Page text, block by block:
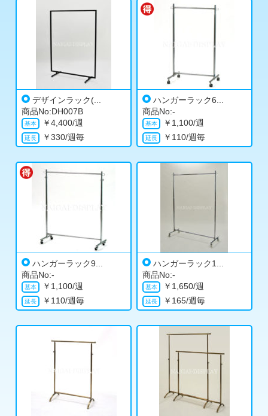
デザインラック(...
商品No:DH007B
￥4,400/週
￥330/週毎
ハンガーラック6...
商品No:-
￥ 1,100/週
￥ 110/週毎
ハンガーラック9...
商品No:-
￥ 1,100/週
￥ 110/週毎
ハンガーラック1...
商品No:-
￥ 1,650/週
￥ 165/週毎